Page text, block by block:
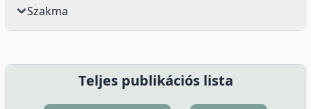
Szakma
Teljes publikációs lista